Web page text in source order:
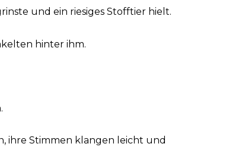
und ein riesiges Stofftier hielt.
hinter ihm.
ihre Stimmen klangen leicht und